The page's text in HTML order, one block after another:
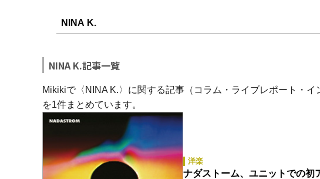
NINA K.記事一覧
Mikikiで〈NINA K.〉に関する記事（コラム・ライブレポート・イ
を1件まとめています。
洋楽
ナダストーム、ユニットでの初